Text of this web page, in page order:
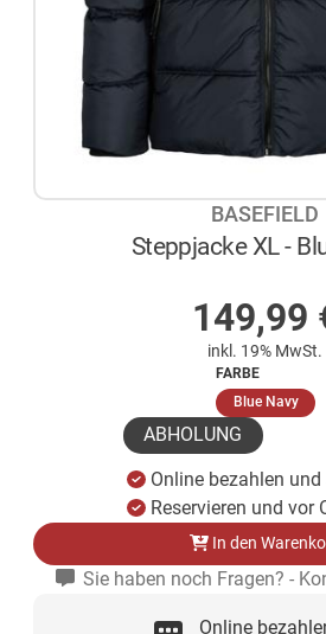
BASEFIELD
Steppjacke XL -
149,99
inkl. 19% MwSt.
FARBE
Blue Navy
ABHOLUNG
Online bezahlen
Reservieren und vor
In den
Sie haben noch Fragen? -
Online